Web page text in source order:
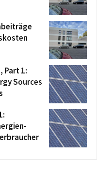
Part 1:
Sources